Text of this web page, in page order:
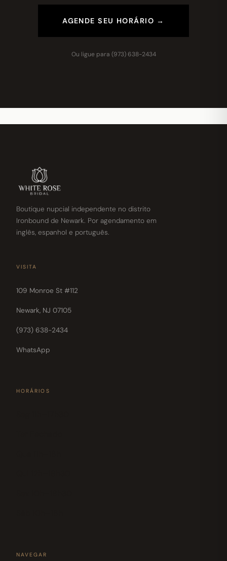
AGENDE SEU HORÁRIO →
Ou ligue para (973) 638-2434
Boutique nupcial independente no distrito
Ironbound de Newark. Por agendamento em
inglês, espanhol e português.
VISITA
109 Monroe St #112
Newark, NJ 07105
(973) 638-2434
WhatsApp
HORÁRIOS
NAVEGAR